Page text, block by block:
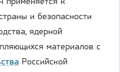
и безопасности
ядерной
материалов с
Российской